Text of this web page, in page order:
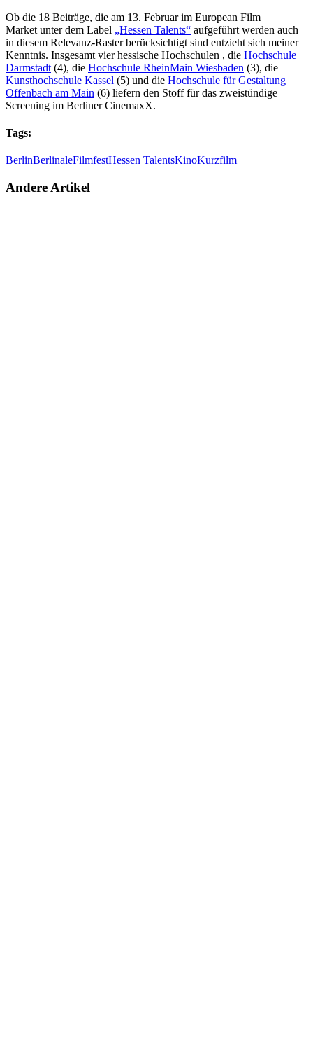
Ob die 18 Beiträge, die am 13. Februar im European Film
Market unter dem Label „Hessen Talents“ aufgeführt werden auch
in diesem Relevanz-Raster berücksichtigt sind entzieht sich meiner
Kenntnis. Insgesamt vier hessische Hochschulen , die Hochschule
Darmstadt (4), die Hochschule RheinMain Wiesbaden (3), die
Kunsthochschule Kassel (5) und die Hochschule für Gestaltung
Offenbach am Main (6) liefern den Stoff für das zweistündige
Screening im Berliner CinemaxX.
Tags:
BerlinBerlinaleFilmfestHessen TalentsKinoKurzfilm
Andere Artikel